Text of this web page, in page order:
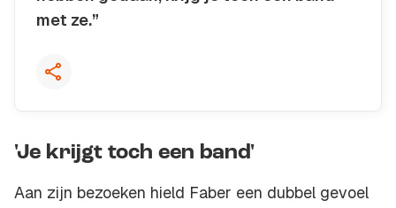
met ze.”Kopieer quote
'Je krijgt toch een band'
Aan zijn bezoeken hield Faber een dubbel gevoel